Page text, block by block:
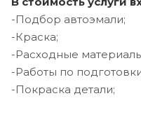
-Подбор автоэмали;
-Краска;
-Расходные
-Работы по
-Покраска детали;